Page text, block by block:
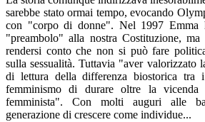
sarebbe stato ormai tempo, evocando
con "corpo di donne". Nel 1997 Emma
"preambolo" alla nostra Costituzione,
rendersi conto che non si può fare
sulla sessualità. Tuttavia "aver valorizzato
di lettura della differenza biostorica tra
femminismo di durare oltre la vicenda
femminista". Con molti auguri alle
generazione di crescere come individue...